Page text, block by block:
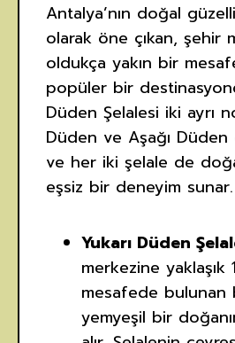
Antalya’nın doğal
olarak öne çıkan, şehir
oldukça yakın bir
popüler bir
Düden Şelalesi iki ayrı
Düden ve Aşağı
ve her iki şelale de
eşsiz bir deneyim sunar.
Yukarı Düden
merkezine
mesafede bulunan
yemyeşil bir